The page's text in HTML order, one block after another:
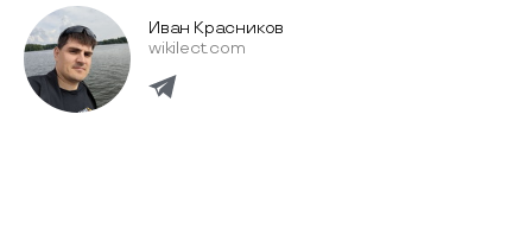
Иван Красников
wikilect.com